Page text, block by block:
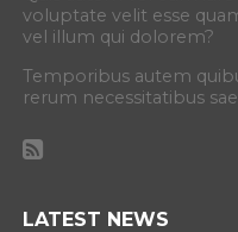
voluptate velit esse
vel illum qui dolorem?
Temporibus autem
rerum necessitatibus
LATEST NEWS